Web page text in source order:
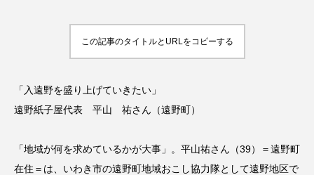
この記事のタイトルとURLをコピーする
「入遠野を盛り上げていきたい」
遠野紙子屋代表 平山 祐さん（遠野町）
「地域が何を求めているかが大事」。平山祐さん（39）＝遠野町
在住＝は、いわき市の遠野町地域おこし協力隊として遠野地区で